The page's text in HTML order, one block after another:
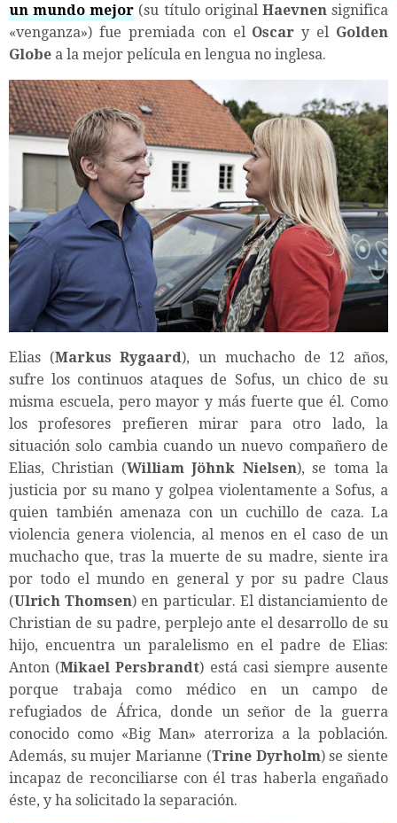
un mundo mejor (su título original Haevnensignifica
«venganza») fue premiada con el Oscar y el Golden
Globe a la mejor película en lengua no inglesa.
Elias (Markus Rygaard), un muchacho de 12 años,
sufre los continuos ataques de Sofus, un chico de su
misma escuela, pero mayor y más fuerte que él. Como
los profesores prefieren mirar para otro lado, la
situación solo cambia cuando un nuevo compañero de
Elias, Christian (William Jöhnk Nielsen), se toma la
justicia por su mano y golpea violentamente a Sofus, a
quien también amenaza con un cuchillo de caza. La
violencia genera violencia, al menos en el caso de un
muchacho que, tras la muerte de su madre, siente ira
por todo el mundo en general y por su padre Claus
(Ulrich Thomsen) en particular. El distanciamiento de
Christian de su padre, perplejo ante el desarrollo de su
hijo, encuentra un paralelismo en el padre de Elias:
Anton (Mikael Persbrandt) está casi siempre ausente
porque trabaja como médico en un campo de
refugiados de África, donde un señor de la guerra
conocido como «Big Man» aterroriza a la población.
Además, su mujer Marianne (Trine Dyrholm) se siente
incapaz de reconciliarse con él tras haberla engañado
éste, y ha solicitado la separación.